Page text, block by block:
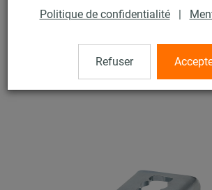
Politique de confidentialité |
Refuser
Oméga MPR